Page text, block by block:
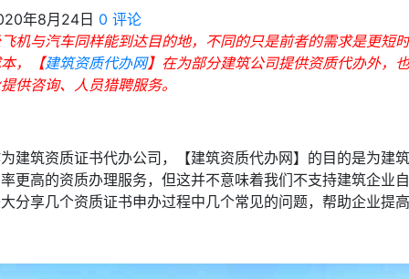
年8月24日 0 评论
机与汽车同样能到达目的地，不同的只是前者的需求是更短
，【建筑资质代办网】在为部分建筑公司提供资质代办外，
供咨询、人员猎聘服务。
建筑资质证书代办公司，【建筑资质代办网】的目的是为建
更高的资质办理服务，但这并不意味着我们不支持建筑企业
分享几个资质证书申办过程中几个常见的问题，帮助企业提